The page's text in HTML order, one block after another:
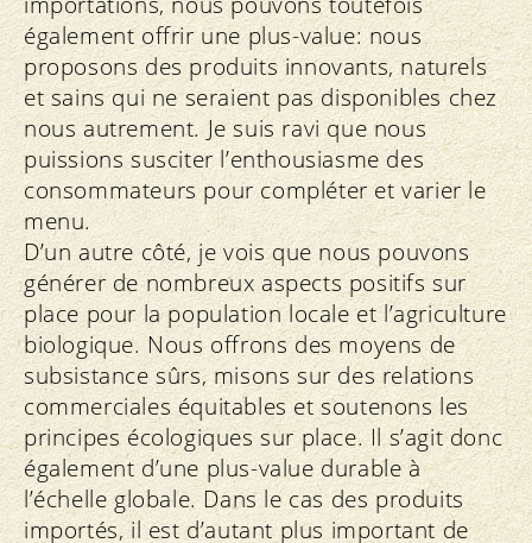
également offrir une plus-value: nous
proposons des produits innovants, naturels
et sains qui ne seraient pas disponibles chez
nous autrement. Je suis ravi que nous
puissions susciter l’enthousiasme des
consommateurs pour compléter et varier le
menu.
D’un autre côté, je vois que nous pouvons
générer de nombreux aspects positifs sur
place pour la population locale et l’agriculture
biologique. Nous offrons des moyens de
subsistance sûrs, misons sur des relations
commerciales équitables et soutenons les
principes écologiques sur place. Il s’agit donc
également d’une plus-value durable à
l’échelle globale. Dans le cas des produits
importés, il est d’autant plus important de